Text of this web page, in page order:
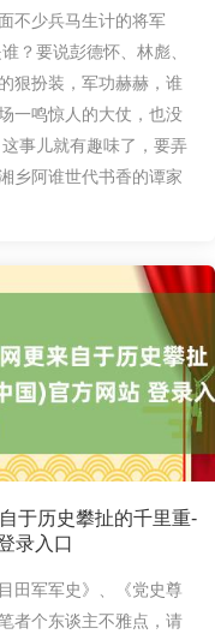
不少兵马生计的将军
？要说彭德怀、林彪、
狠扮装，军功赫赫，谁
一鸣惊人的大仗，也没
事儿就有趣味了，要弄
乡阿谁世代书香的谭家
于历史攀扯的千里重-
录入口
田军军史》、《党史尊
者个东谈主不雅点，请